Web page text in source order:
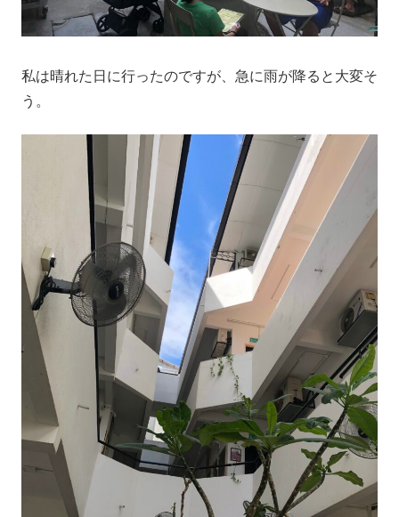
私は晴れた日に行ったのですが、急に雨が降ると大変そ
う。